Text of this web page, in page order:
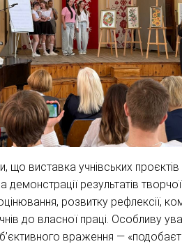
виставка учнівських проєктів
результатів творчої
розвитку рефлексії,
до власної праці. Особливу
враження —